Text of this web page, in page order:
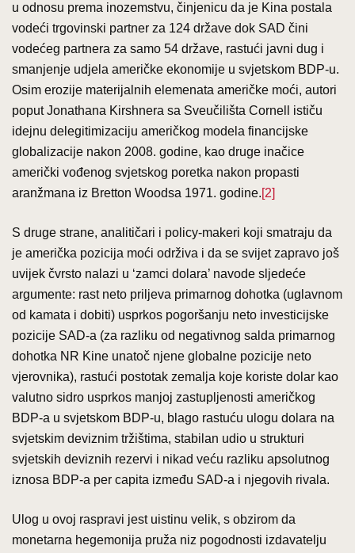
u odnosu prema inozemstvu, činjenicu da je Kina postala
vodeći trgovinski partner za 124 države dok SAD čini
vodećeg partnera za samo 54 države, rastući javni dug i
smanjenje udjela američke ekonomije u svjetskom BDP-u.
Osim erozije materijalnih elemenata američke moći, autori
poput Jonathana Kirshnera sa Sveučilišta Cornell ističu
idejnu delegitimizaciju američkog modela financijske
globalizacije nakon 2008. godine, kao druge inačice
američki vođenog svjetskog poretka nakon propasti
aranžmana iz Bretton Woodsa 1971. godine. [2]
S druge strane, analitičari i policy-makeri koji smatraju da
je američka pozicija moći održiva i da se svijet zapravo još
uvijek čvrsto nalazi u ‘zamci dolara’ navode sljedeće
argumente: rast neto priljeva primarnog dohotka (uglavnom
od kamata i dobiti) usprkos pogoršanju neto investicijske
pozicije SAD-a (za razliku od negativnog salda primarnog
dohotka NR Kine unatoč njene globalne pozicije neto
vjerovnika), rastući postotak zemalja koje koriste dolar kao
valutno sidro usprkos manjoj zastupljenosti američkog
BDP-a u svjetskom BDP-u, blago rastuću ulogu dolara na
svjetskim deviznim tržištima, stabilan udio u strukturi
svjetskih deviznih rezervi i nikad veću razliku apsolutnog
iznosa BDP-a per capita između SAD-a i njegovih rivala.
Ulog u ovoj raspravi jest uistinu velik, s obzirom da
monetarna hegemonija pruža niz pogodnosti izdavatelju